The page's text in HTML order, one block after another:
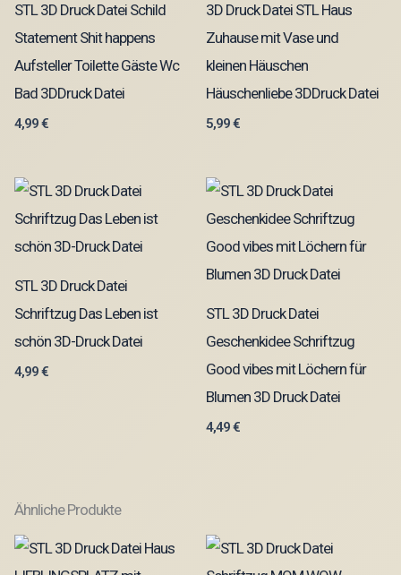
STL 3D Druck Datei Schild
Statement Shit happens
Aufsteller Toilette Gäste Wc
Bad 3DDruck Datei
4,99€
3D Druck Datei STL Haus
Zuhause mit Vase und
kleinen Häuschen
Häuschenliebe 3DDruck Datei
5,99€
STL 3D Druck Datei
Schriftzug Das Leben ist
schön 3D-Druck Datei
4,99€
STL 3D Druck Datei
Geschenkidee Schriftzug
Good vibes mit Löchern für
Blumen 3D Druck Datei
4,49€
Ähnliche Produkte